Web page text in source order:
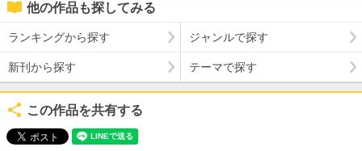
他の作品も探してみる
ランキングから探す ジャンルで探す
新刊から探す テーマで探す
この作品を共有する